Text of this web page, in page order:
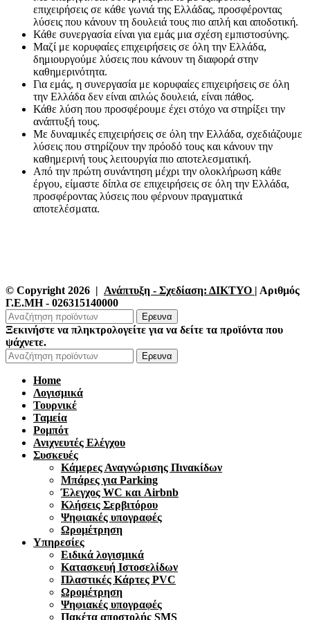
επιχειρήσεις σε κάθε γωνιά της Ελλάδας, προσφέροντας
λύσεις που κάνουν τη δουλειά τους πιο απλή και αποδοτική.
Κάθε συνεργασία είναι για εμάς μια σχέση εμπιστοσύνης.
Μαζί με κορυφαίες επιχειρήσεις σε όλη την Ελλάδα,
δημιουργούμε λύσεις που κάνουν τη διαφορά στην
καθημερινότητα.
Για εμάς, η συνεργασία με κορυφαίες επιχειρήσεις σε όλη
την Ελλάδα δεν είναι απλώς δουλειά, είναι πάθος.
Κάθε λύση που προσφέρουμε έχει στόχο να στηρίξει την
ανάπτυξή τους.
Με δυναμικές επιχειρήσεις σε όλη την Ελλάδα, σχεδιάζουμε
λύσεις που στηρίζουν την πρόοδό τους και κάνουν την
καθημερινή τους λειτουργία πιο αποτελεσματική.
Από την πρώτη συνάντηση μέχρι την ολοκλήρωση κάθε
έργου, είμαστε δίπλα σε επιχειρήσεις σε όλη την Ελλάδα,
προσφέροντας λύσεις που φέρνουν πραγματικά
αποτελέσματα.
© Copyright 2026 | Ανάπτυξη - Σχεδίαση: ΔΙΚΤΥΟ | Αριθμός
Γ.Ε.ΜΗ - 026315140000
Ερευνα
Ξεκινήστε να πληκτρολογείτε για να δείτε τα προϊόντα που
ψάχνετε.
Ερευνα
Home
Λογισμικά
Τουρνικέ
Ταμεία
Ρομπότ
Ανιχνευτές Ελέγχου
Συσκευές
Κάμερες Αναγνώρισης Πινακίδων
Μπάρες για Parking
Έλεγχος WC και Airbnb
Κλήσεις Σερβιτόρου
Ψηφιακές υπογραφές
Ωρομέτρηση
Υπηρεσίες
Ειδικά λογισμικά
Κατασκευή Ιστοσελίδων
Πλαστικές Κάρτες PVC
Ωρομέτρηση
Ψηφιακές υπογραφές
Πακέτα αποστολής SMS